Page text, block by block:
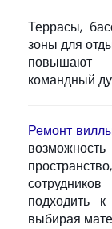
Террасы,
зоны для
повышают
командный
Ремонт
подходить
выбирая